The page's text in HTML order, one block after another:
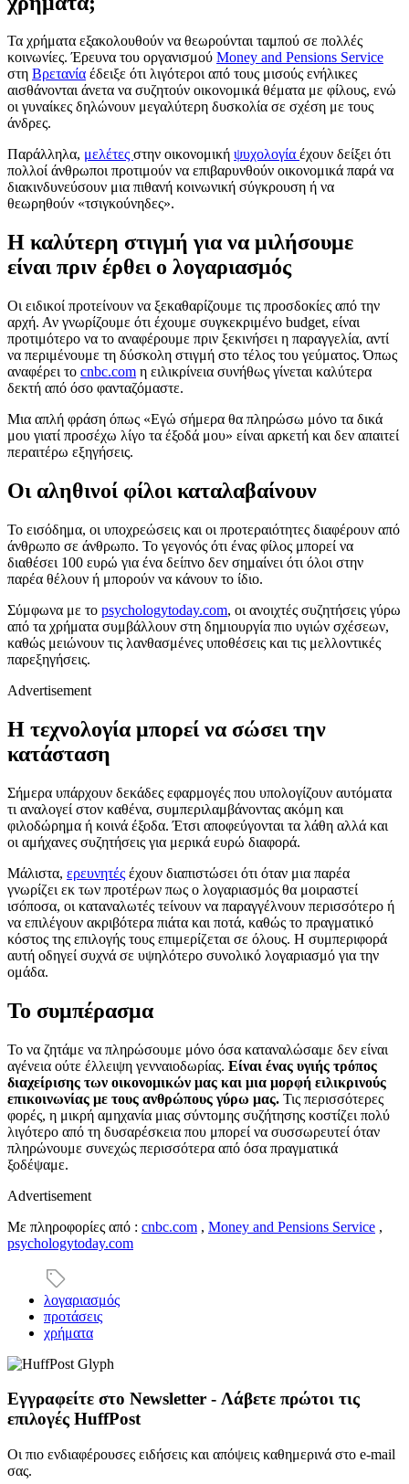
Τα χρήματα εξακολουθούν να θεωρούνται ταμπού σε πολλές
κοινωνίες. Έρευνα του οργανισμού Money and Pensions Service
στη Βρετανία έδειξε ότι λιγότεροι από τους μισούς ενήλικες
αισθάνονται άνετα να συζητούν οικονομικά θέματα με φίλους, ενώ
οι γυναίκες δηλώνουν μεγαλύτερη δυσκολία σε σχέση με τους
άνδρες.
Παράλληλα, μελέτες στην οικονομική ψυχολογία έχουν δείξει ότι
πολλοί άνθρωποι προτιμούν να επιβαρυνθούν οικονομικά παρά να
διακινδυνεύσουν μια πιθανή κοινωνική σύγκρουση ή να
θεωρηθούν «τσιγκούνηδες».
Η καλύτερη στιγμή για να μιλήσουμε
είναι πριν έρθει ο λογαριασμός
Οι ειδικοί προτείνουν να ξεκαθαρίζουμε τις προσδοκίες από την
αρχή. Αν γνωρίζουμε ότι έχουμε συγκεκριμένο budget, είναι
προτιμότερο να το αναφέρουμε πριν ξεκινήσει η παραγγελία, αντί
να περιμένουμε τη δύσκολη στιγμή στο τέλος του γεύματος. Όπως
αναφέρει το cnbc.com η ειλικρίνεια συνήθως γίνεται καλύτερα
δεκτή από όσο φανταζόμαστε.
Μια απλή φράση όπως «Εγώ σήμερα θα πληρώσω μόνο τα δικά
μου γιατί προσέχω λίγο τα έξοδά μου» είναι αρκετή και δεν απαιτεί
περαιτέρω εξηγήσεις.
Οι αληθινοί φίλοι καταλαβαίνουν
Το εισόδημα, οι υποχρεώσεις και οι προτεραιότητες διαφέρουν από
άνθρωπο σε άνθρωπο. Το γεγονός ότι ένας φίλος μπορεί να
διαθέσει 100 ευρώ για ένα δείπνο δεν σημαίνει ότι όλοι στην
παρέα θέλουν ή μπορούν να κάνουν το ίδιο.
Σύμφωνα με το psychologytoday.com, οι ανοιχτές συζητήσεις γύρω
από τα χρήματα συμβάλλουν στη δημιουργία πιο υγιών σχέσεων,
καθώς μειώνουν τις λανθασμένες υποθέσεις και τις μελλοντικές
παρεξηγήσεις.
Advertisement
Η τεχνολογία μπορεί να σώσει την
κατάσταση
Σήμερα υπάρχουν δεκάδες εφαρμογές που υπολογίζουν αυτόματα
τι αναλογεί στον καθένα, συμπεριλαμβάνοντας ακόμη και
φιλοδώρημα ή κοινά έξοδα. Έτσι αποφεύγονται τα λάθη αλλά και
οι αμήχανες συζητήσεις για μερικά ευρώ διαφορά.
Μάλιστα, ερευνητές έχουν διαπιστώσει ότι όταν μια παρέα
γνωρίζει εκ των προτέρων πως ο λογαριασμός θα μοιραστεί
ισόποσα, οι καταναλωτές τείνουν να παραγγέλνουν περισσότερο ή
να επιλέγουν ακριβότερα πιάτα και ποτά, καθώς το πραγματικό
κόστος της επιλογής τους επιμερίζεται σε όλους. Η συμπεριφορά
αυτή οδηγεί συχνά σε υψηλότερο συνολικό λογαριασμό για την
ομάδα.
Το συμπέρασμα
Το να ζητάμε να πληρώσουμε μόνο όσα καταναλώσαμε δεν είναι
αγένεια ούτε έλλειψη γενναιοδωρίας. Είναι ένας υγιής τρόπος
διαχείρισης των οικονομικών μας και μια μορφή ειλικρινούς
επικοινωνίας με τους ανθρώπους γύρω μας. Τις περισσότερες
φορές, η μικρή αμηχανία μιας σύντομης συζήτησης κοστίζει πολύ
λιγότερο από τη δυσαρέσκεια που μπορεί να συσσωρευτεί όταν
πληρώνουμε συνεχώς περισσότερα από όσα πραγματικά
ξοδέψαμε.
Advertisement
Με πληροφορίες από : cnbc.com , Money and Pensions Service ,
psychologytoday.com
λογαριασμός
προτάσεις
χρήματα
Εγγραφείτε στο Newsletter - Λάβετε πρώτοι τις
επιλογές HuffPost
Οι πιο ενδιαφέρουσες ειδήσεις και απόψεις καθημερινά στο e-mail
σας.